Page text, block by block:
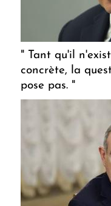
" Tant qu'il
concrète, la
pose pas. "